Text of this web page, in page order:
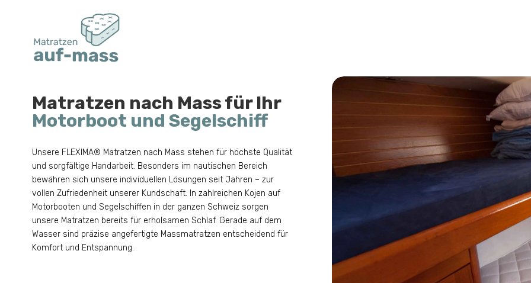
Matratzen nach Mass für Ihr
Motorboot und Segelschiff
Unsere FLEXIMA® Matratzen nach Mass stehen für höchste Qualität
und sorgfältige Handarbeit. Besonders im nautischen Bereich
bewähren sich unsere individuellen Lösungen seit Jahren – zur
vollen Zufriedenheit unserer Kundschaft. In zahlreichen Kojen auf
Motorbooten und Segelschiffen in der ganzen Schweiz sorgen
unsere Matratzen bereits für erholsamen Schlaf. Gerade auf dem
Wasser sind präzise angefertigte Massmatratzen entscheidend für
Komfort und Entspannung.